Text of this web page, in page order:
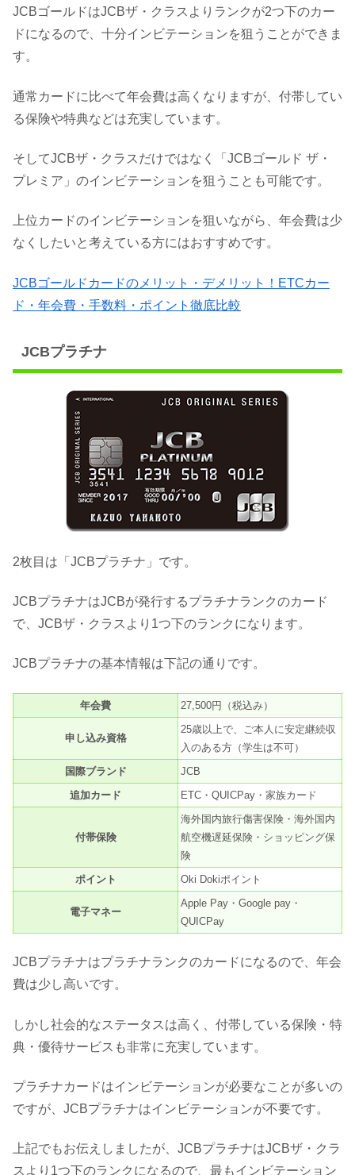
JCBゴールドはJCBザ・クラスよりランクが2つ下のカー
ドになるので、十分インビテーションを狙うことができま
す。
通常カードに比べて年会費は高くなりますが、付帯してい
る保険や特典などは充実しています。
そしてJCBザ・クラスだけではなく「JCBゴールド ザ・
プレミア」のインビテーションを狙うことも可能です。
上位カードのインビテーションを狙いながら、年会費は少
なくしたいと考えている方にはおすすめです。
JCBゴールドカードのメリット・デメリット！ETCカー
ド・年会費・手数料・ポイント徹底比較
JCBプラチナ
2枚目は「JCBプラチナ」です。
JCBプラチナはJCBが発行するプラチナランクのカード
で、JCBザ・クラスより1つ下のランクになります。
JCBプラチナの基本情報は下記の通りです。
年会費 27,500円（税込み）
申し込み資格
25歳以上で、ご本人に安定継続収
入のある方（学生は不可）
国際ブランド
JCB
追加カード
ETC・QUICPay・家族カード
付帯保険
海外国内旅行傷害保険・海外国内
航空機遅延保険・ショッピング保
険
ポイント
Oki Dokiポイント
電子マネー
Apple Pay・Google pay・
QUICPay
JCBプラチナはプラチナランクのカードになるので、年会
費は少し高いです。
しかし社会的なステータスは高く、付帯している保険・特
典・優待サービスも非常に充実しています。
プラチナカードはインビテーションが必要なことが多いの
ですが、JCBプラチナはインビテーションが不要です。
上記でもお伝えしましたが、JCBプラチナはJCBザ・クラ
スより1つ下のランクになるので、最もインビテーション